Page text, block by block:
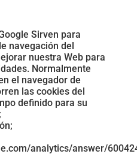
Sirven para
navegación del
nuestra Web para
Normalmente
el navegador de
las cookies del
definido para su
analytics/answer/